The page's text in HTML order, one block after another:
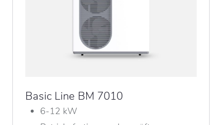
Basic Line BM 7010
6-12 kW